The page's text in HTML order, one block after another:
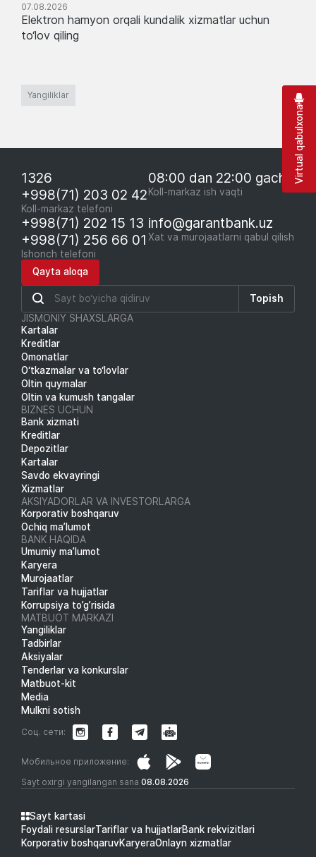
07.08.2026
Elektron hamyon orqali kundalik xizmatlar uchun
to‘lov qiling
Yangiliklar
1326
+998(71) 203 02 42
Koll-markaz telefoni
08:00 dan 22:00 gacha
Koll-markaz ish vaqti
+998(71) 202 15 13
+998(71) 256 66 01
Ishonch telefoni
info@garantbank.uz
Xat va murojaatlarni qabul qilish
Qayta aloqa
Topish
JISMONIY SHAXSLARGA
Kartalar
Kreditlar
Omonatlar
O‘tkazmalar va to‘lovlar
Oltin quymalar
Oltin va kumush tangalar
BIZNES UCHUN
Bank xizmati
Kreditlar
Depozitlar
Kartalar
Savdo ekvayringi
Xizmatlar
AKSIYADORLAR VA INVESTORLARGA
Korporativ boshqaruv
Ochiq ma’lumot
BANK HAQIDA
Umumiy ma’lumot
Karyera
Murojaatlar
Tariflar va hujjatlar
Korrupsiya to’g’risida
MATBUOT MARKAZI
Yangiliklar
Tadbirlar
Aksiyalar
Tenderlar va konkurslar
Matbuot-kit
Media
Mulkni sotish
Sayt oxirgi yangilangan sana 08.08.2026
Мобильное приложение:
Соц. сети:
Sayt kartasi
Foydali resurslarTariflar va hujjatlarBank rekvizitlari
Korporativ boshqaruvKaryeraOnlayn xizmatlar
Virtual qabulxona